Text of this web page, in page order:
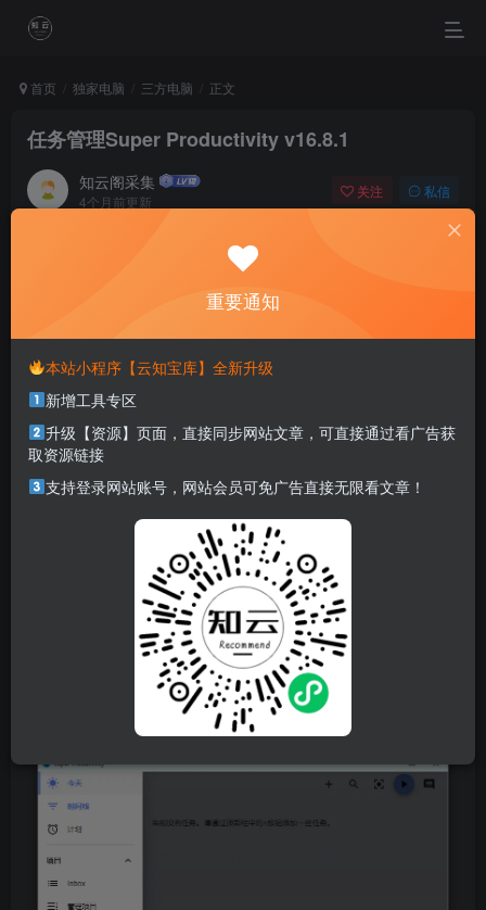
首页 独家电脑 三方电脑 正文
任务管理Super Productivity v16.8.1
知云阁采集
4个月前更新
关注 私信
If you get tired, learn to rest, not to quit.
如果你累了，学会休息，而不是放弃
本站部分资源打包为压缩包以方便分享，涉及较多
击解压密码
软件介绍
Super Productivity是一款任务管理软件，也是一个开源码的
应用程序，利用这个软件可以去管理一天日常的工作计划，
对自己一天的工作内容进行有效的管理，清楚的知道自己一
天内都做了些什么。Super Productivity设置简单，包括许多
的功能，有自己的特点。
重要通知
本站小程序【云知宝库】全新升级
新增工具专区
升级【资源】页面，直接同步网站文章，可直接通过看广告获
取资源链接
支持登录网站账号，网站会员可免广告直接无限看文章！